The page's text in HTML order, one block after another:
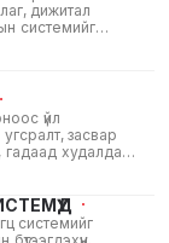
дижитал
системийг
суурилуулж
үйл
засвар
гадаад худалдаа,
тоног
системийг